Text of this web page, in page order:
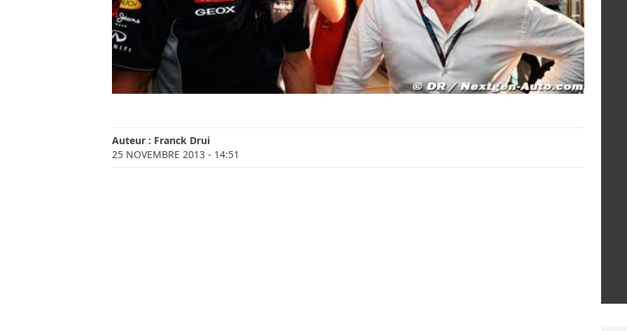
Auteur : Franck Drui
25 NOVEMBRE 2013 - 14:51